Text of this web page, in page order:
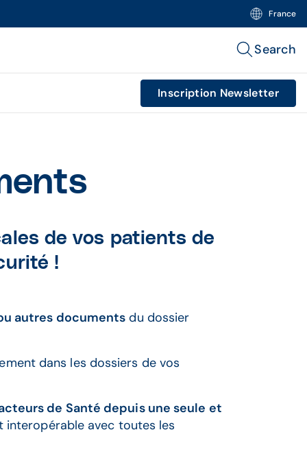
France
Search
Inscription Newsletter
de vos patients de
!
autres documents du dossier
dans les dossiers de vos
de Santé depuis une seule et
avec toutes les